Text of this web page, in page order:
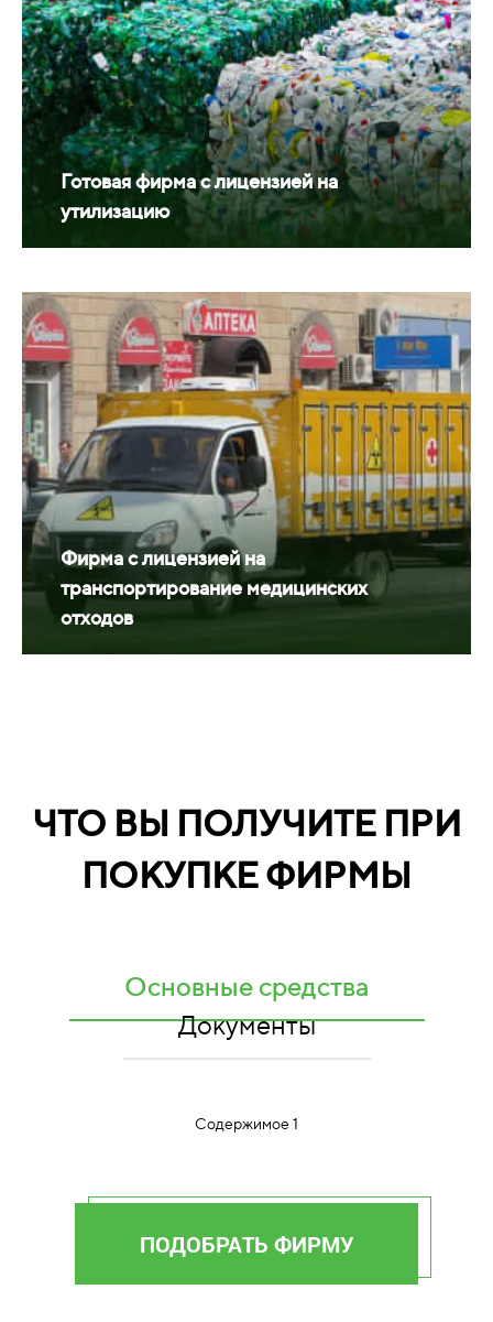
Готовая фирма с лицензией на
утилизацию
Фирма с лицензией на
транспортирование медицинских
отходов
ЧТО ВЫ ПОЛУЧИТЕ ПРИ
ПОКУПКЕ ФИРМЫ
Основные средства
Документы
Содержимое 1
ПОДОБРАТЬ ФИРМУ